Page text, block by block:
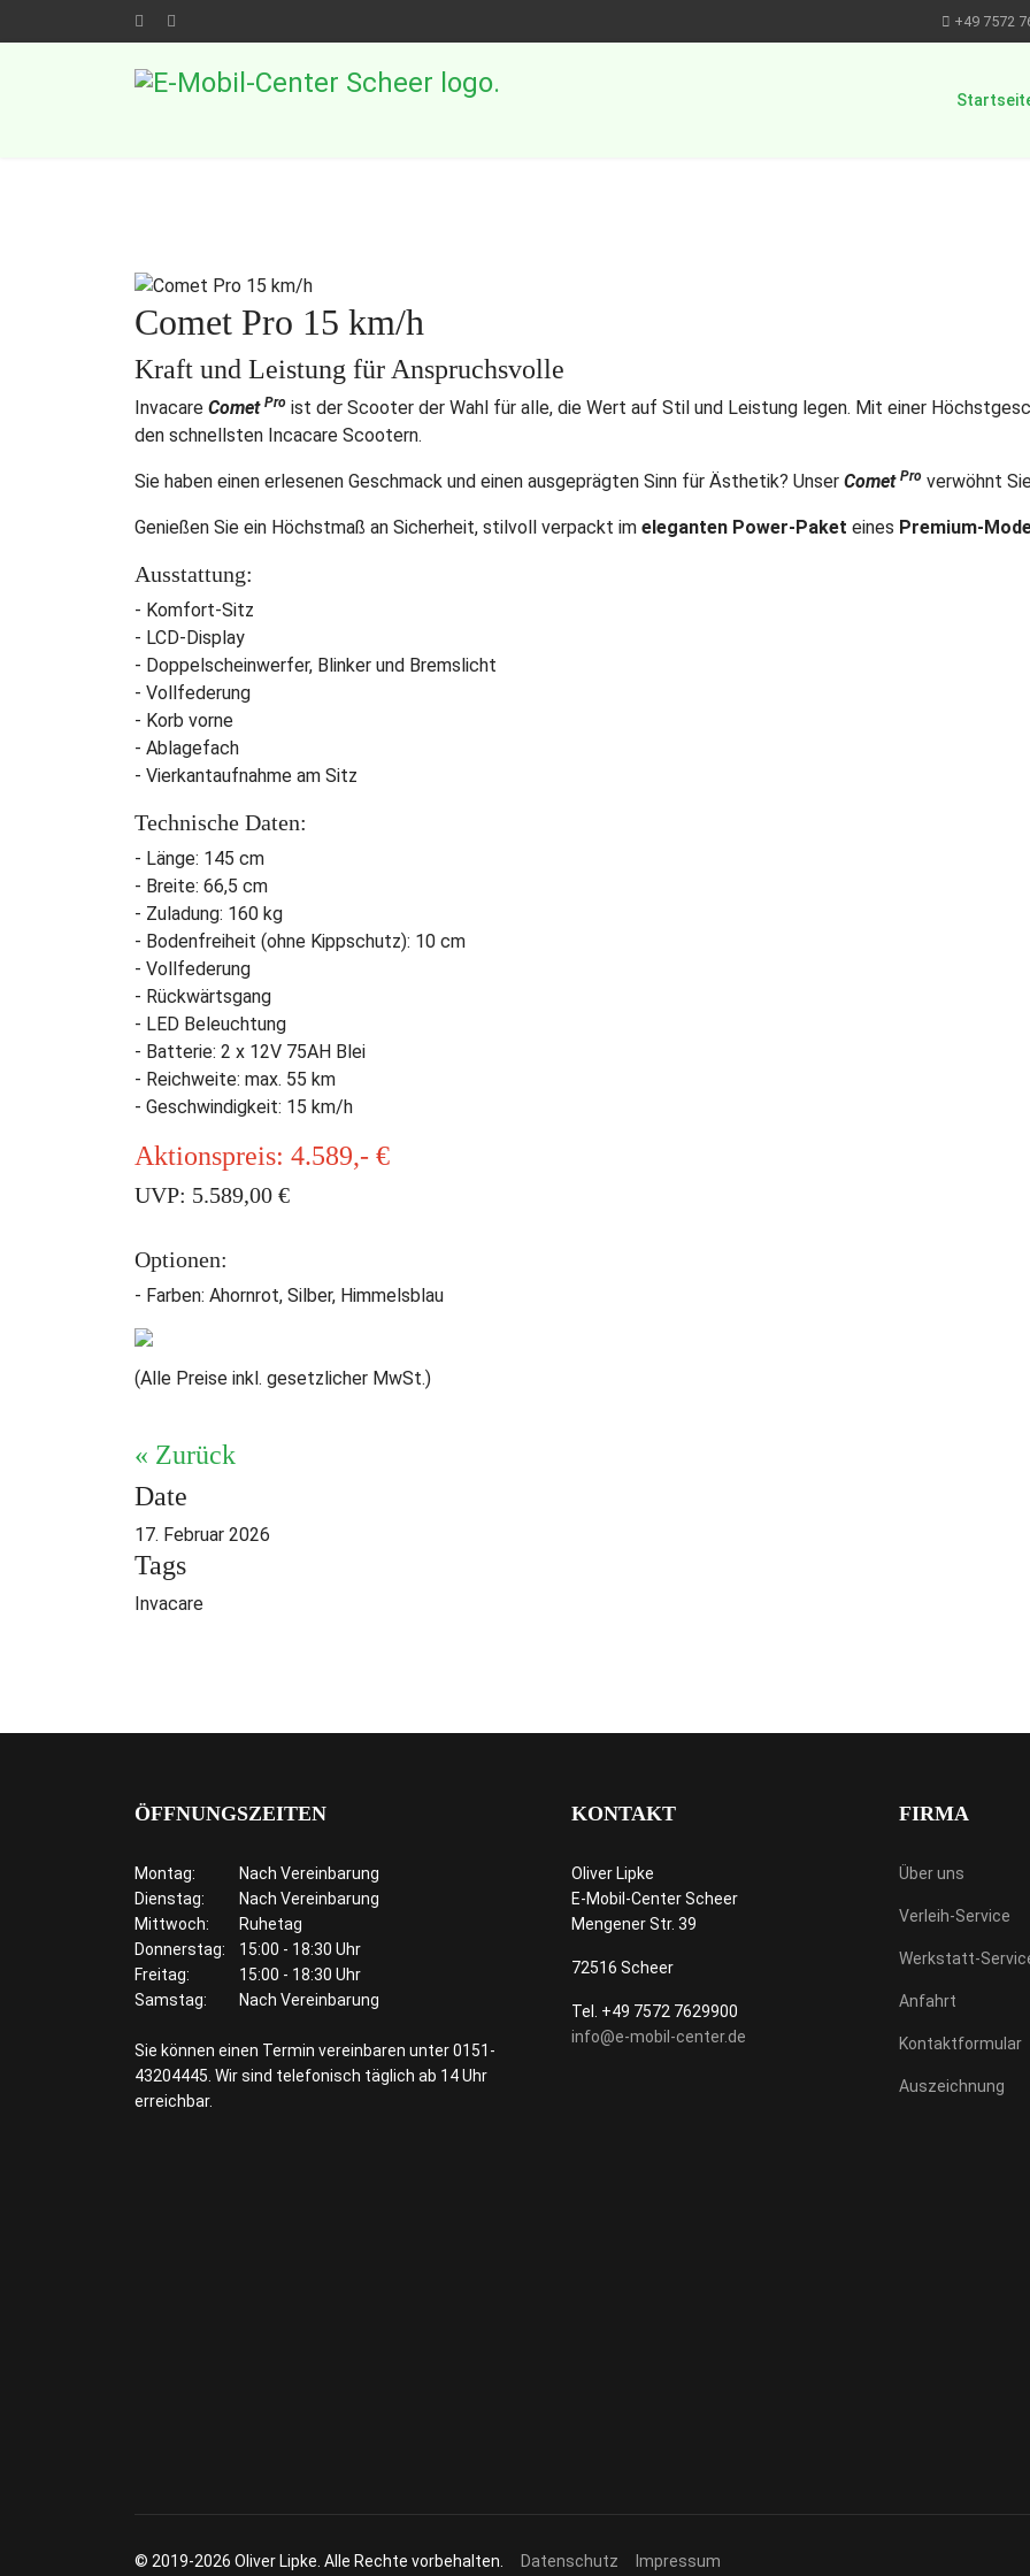
+49 7572
Comet Pro 15 km/h
Kraft und Leistung für Anspruchsvolle
Invacare Comet Pro ist der Scooter der Wahl für alle, die Wert auf Stil und Leistung legen. Mit einer
den schnellsten Incacare Scootern.
Sie haben einen erlesenen Geschmack und einen ausgeprägten Sinn für Ästhetik? Unser Comet Pro verwöhnt
Genießen Sie ein Höchstmaß an Sicherheit, stilvoll verpackt im eleganten Power-Paket eines Premium-
Ausstattung:
- Komfort-Sitz
- LCD-Display
- Doppelscheinwerfer, Blinker und Bremslicht
- Vollfederung
- Korb vorne
- Ablagefach
- Vierkantaufnahme am Sitz
Technische Daten:
- Länge: 145 cm
- Breite: 66,5 cm
- Zuladung: 160 kg
- Bodenfreiheit (ohne Kippschutz): 10 cm
- Vollfederung
- Rückwärtsgang
- LED Beleuchtung
- Batterie: 2 x 12V 75AH Blei
- Reichweite: max. 55 km
- Geschwindigkeit: 15 km/h
Aktionspreis: 4.589,- €
UVP: 5.589,00 €
Optionen:
- Farben: Ahornrot, Silber, Himmelsblau
(Alle Preise inkl. gesetzlicher MwSt.)
« Zurück
Date
17. Februar 2026
Tags
Invacare
ÖFFNUNGSZEITEN
Montag:
Nach Vereinbarung
Dienstag:
Nach Vereinbarung
Mittwoch:
Ruhetag
Donnerstag: 15:00 - 18:30 Uhr
Freitag:
15:00 - 18:30 Uhr
Samstag:
Nach Vereinbarung
Sie können einen Termin vereinbaren unter 0151-
43204445. Wir sind telefonisch täglich ab 14 Uhr
erreichbar.
KONTAKT
Oliver Lipke
E-Mobil-Center Scheer
Mengener Str. 39
72516 Scheer
Tel. +49 7572 7629900
info@e-mobil-center.de
FIRMA
Über uns
Verleih-Service
Werkstatt-
Anfahrt
Kontaktformular
Auszeichnung
© 2019-2026 Oliver Lipke. Alle Rechte vorbehalten. Datenschutz Impressum